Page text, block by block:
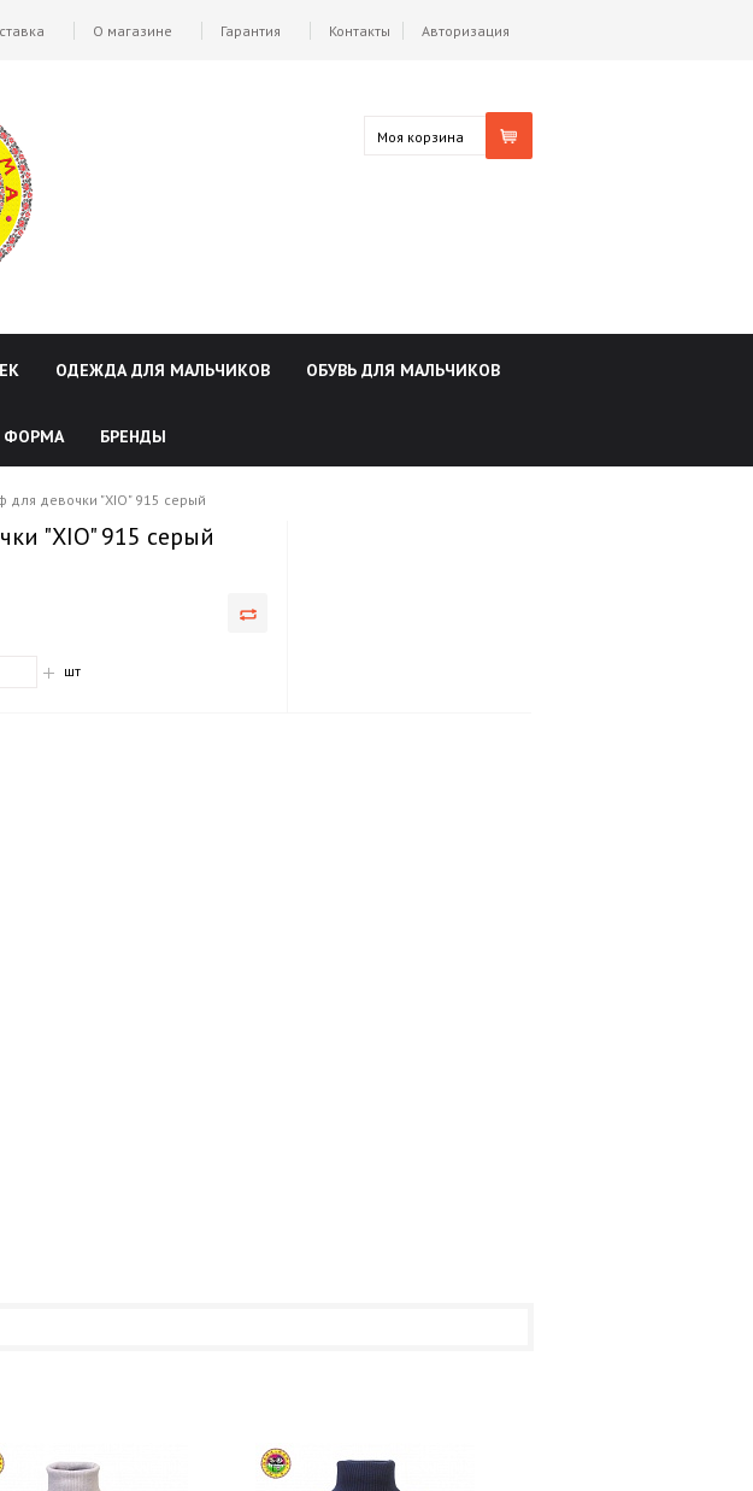
Авторизация
О магазине Гарантия Контакты
Моя корзина
ОДЕЖДА ДЛЯ МАЛЬЧИКОВ ОБУВЬ ДЛЯ МАЛЬЧИКОВ
ФОРМА БРЕНДЫ
для девочки "XIO" 915 серый
"XIO" 915 серый
шт